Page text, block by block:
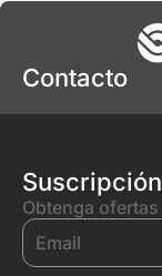
Contacto
Obtenga